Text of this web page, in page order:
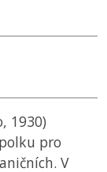
1930)
pro
V